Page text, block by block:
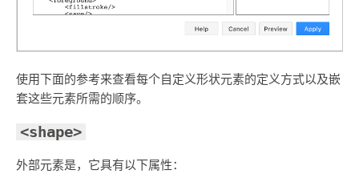
使用下面的参考来查看每个自定义形状元素的定义方式以及嵌
套这些元素所需的顺序。
<shape>
外部元素是，它具有以下属性：